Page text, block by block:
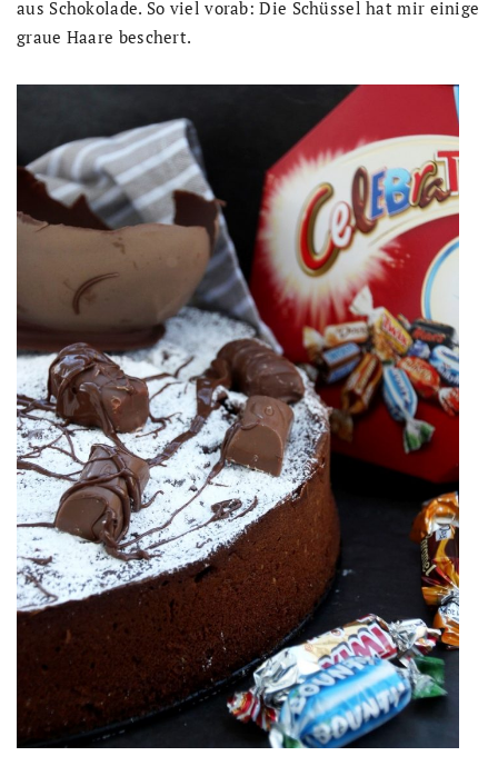
aus Schokolade. So viel vorab: Die Schüssel hat mir einige
graue Haare beschert.